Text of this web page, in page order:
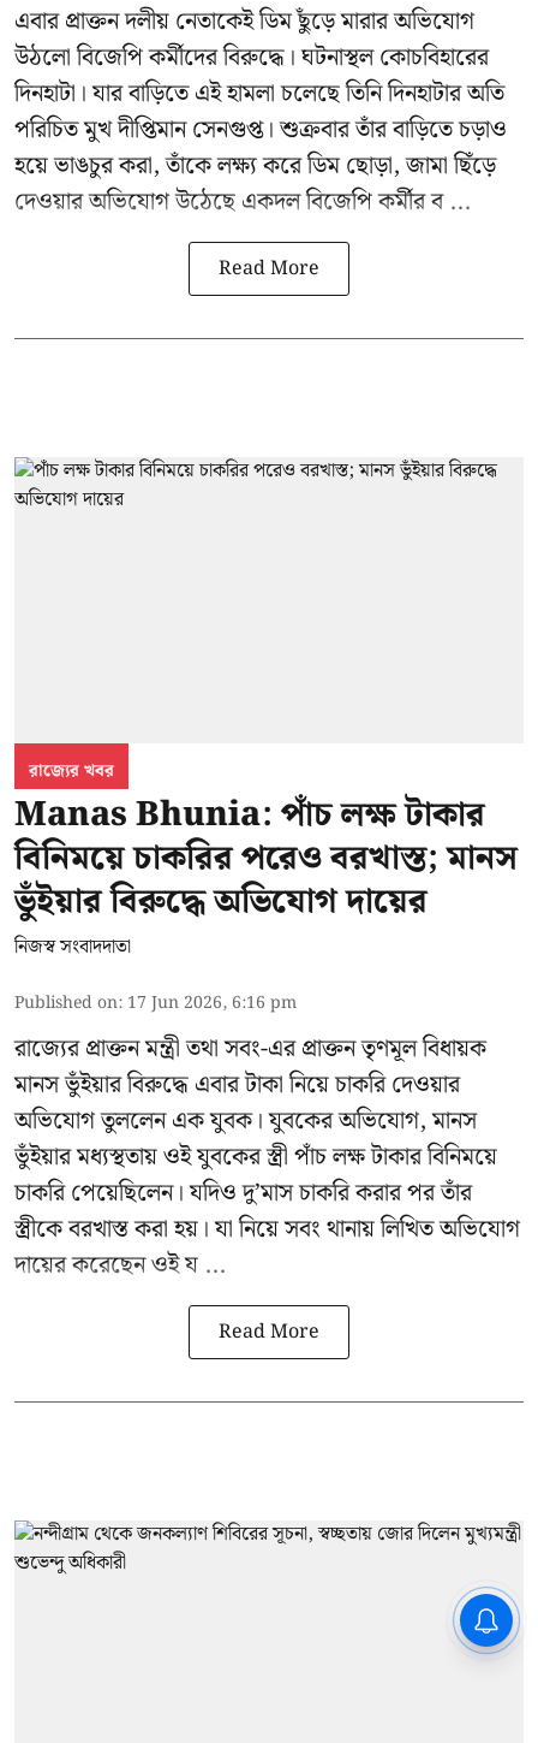
এবার প্রাক্তন দলীয় নেতাকেই ডিম ছুঁড়ে মারার অভিযোগ
উঠলো বিজেপি কর্মীদের বিরুদ্ধে। ঘটনাস্থল কোচবিহারের
দিনহাটা। যার বাড়িতে এই হামলা চলেছে তিনি দিনহাটার অতি
পরিচিত মুখদীপ্তিমান সেনগুপ্ত।শুক্রবার তাঁর বাড়িতে চড়াও
হয়ে ভাঙচুর করা, তাঁকে লক্ষ্য করে ডিম ছোড়া, জামা ছিঁড়ে
দেওয়ার অভিযোগ উঠেছে একদল বিজেপি কর্মীর ব ...
Read More
রাজ্যের খবর
Manas Bhunia: পাঁচ লক্ষ টাকার
বিনিময়ে চাকরির পরেও বরখাস্ত; মানস
ভুঁইয়ার বিরুদ্ধে অভিযোগ দায়ের
নিজস্ব সংবাদদাতা
Published on: 17 Jun 2026, 6:16 pm
রাজ্যের প্রাক্তন মন্ত্রী তথা সবং-এর প্রাক্তন তৃণমূল বিধায়ক
মানস ভুঁইয়ারবিরুদ্ধে এবার টাকা নিয়ে চাকরি দেওয়ার
অভিযোগ তুললেন এক যুবক। যুবকের অভিযোগ, মানস
ভুঁইয়ার মধ্যস্থতায় ওই যুবকের স্ত্রী পাঁচ লক্ষ টাকার বিনিময়ে
চাকরি পেয়েছিলেন। যদিও দু’মাস চাকরি করার পর তাঁর
স্ত্রীকে বরখাস্ত করা হয়। যা নিয়ে সবং থানায় লিখিত অভিযোগ
দায়ের করেছেন ওই য ...
Read More